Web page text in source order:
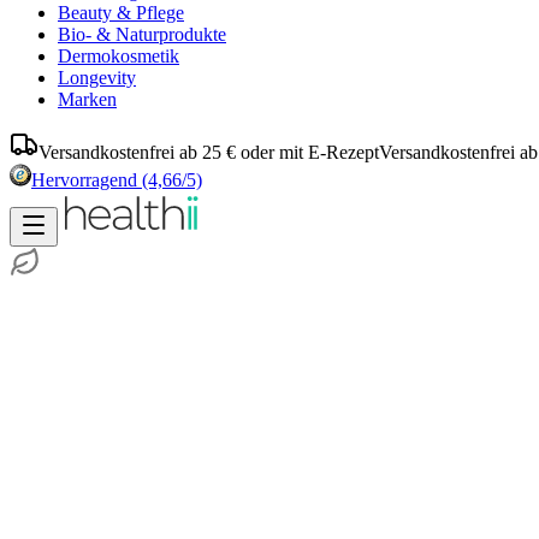
Beauty & Pflege
Bio- & Naturprodukte
Dermokosmetik
Longevity
Marken
Versandkostenfrei ab 25 € oder mit E-RezeptVersandkostenfrei
Hervorragend (4,66/5)